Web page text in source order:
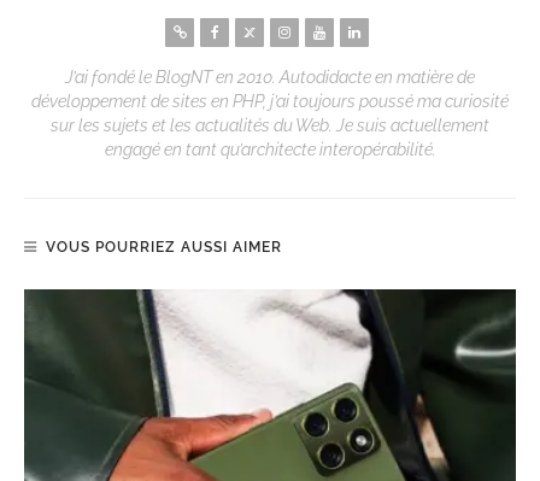
J’ai fondé le BlogNT en 2010. Autodidacte en matière de
développement de sites en PHP, j’ai toujours poussé ma curiosité
sur les sujets et les actualités du Web. Je suis actuellement
engagé en tant qu’architecte interopérabilité.
VOUS POURRIEZ AUSSI AIMER